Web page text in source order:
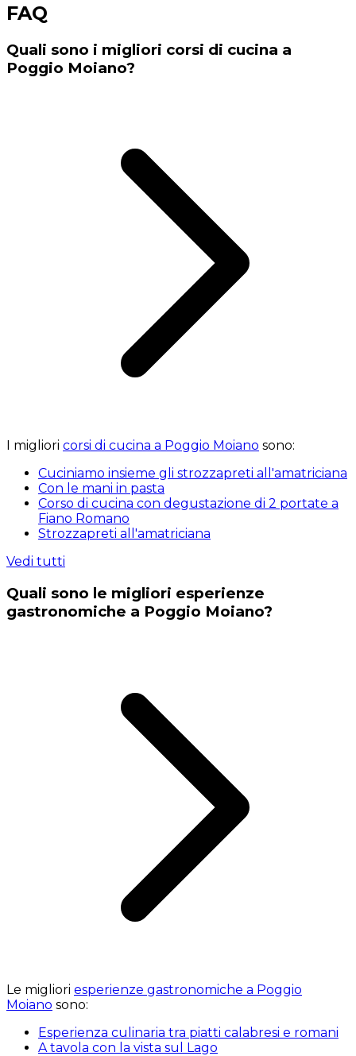
FAQ
Quali sono i migliori corsi di cucina a
Poggio Moiano?
I migliori corsi di cucina a Poggio Moiano sono:
Cuciniamo insieme gli strozzapreti all'amatriciana
Con le mani in pasta
Corso di cucina con degustazione di 2 portate a
Fiano Romano
Strozzapreti all'amatriciana
Vedi tutti
Quali sono le migliori esperienze
gastronomiche a Poggio Moiano?
Le migliori esperienze gastronomiche a Poggio
Moiano sono:
Esperienza culinaria tra piatti calabresi e romani
A tavola con la vista sul Lago